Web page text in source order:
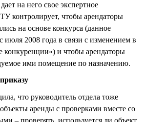
на него свое экспертное
контролирует, чтобы арендаторы
на основе конкурса (данное
июля 2008 года в связи с изменением в
и чтобы арендаторы
ими помещение по назначению.
что руководитель отдела тоже
аренды с проверками вместе со
– проверять, используется ли объект